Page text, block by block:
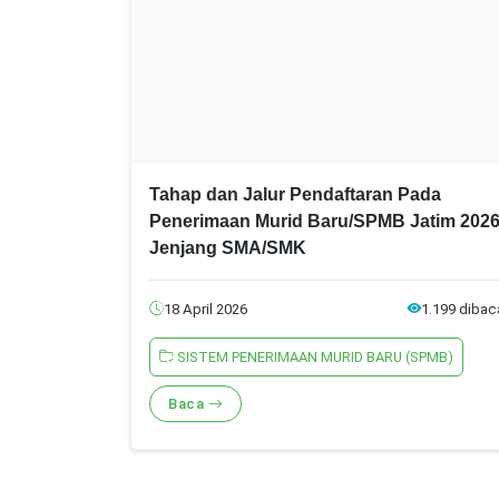
Tahap dan Jalur Pendaftaran Pada
Penerimaan Murid Baru/SPMB Jatim 2026
Jenjang SMA/SMK
18 April 2026 1.199
SISTEM PENERIMAAN MURID BARU (SPMB)
Baca